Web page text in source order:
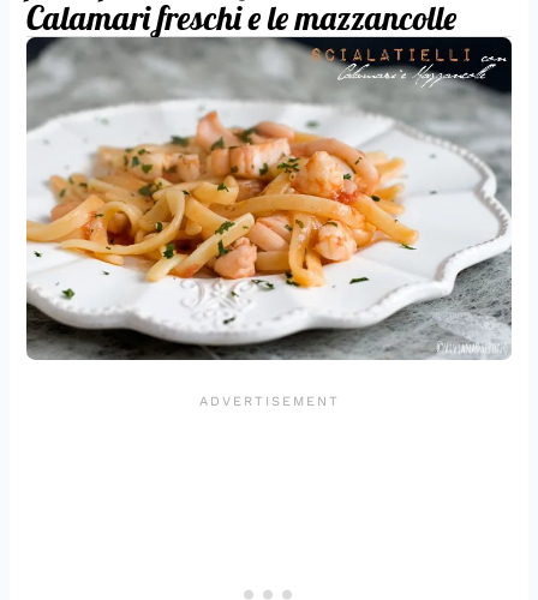
Calamari freschi e le mazzancolle